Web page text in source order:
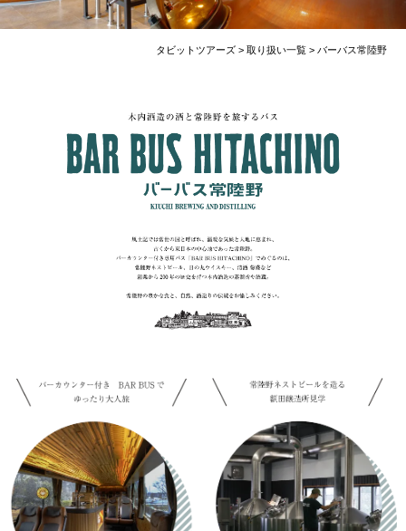
タビットツアーズ > 取り扱い一覧 > バーバス常陸野